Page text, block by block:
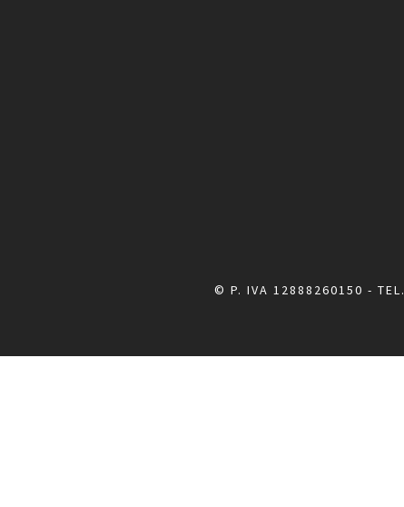
© P. IVA 12888260150 - TEL.